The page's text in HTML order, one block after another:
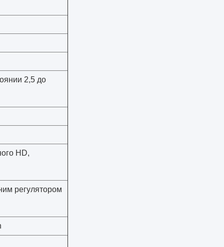
2,5 до
HD,
регулятором